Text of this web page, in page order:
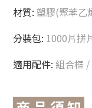
材質: 塑膠(聚苯乙
分裝包: 1000片拼
適用配件: 組合框 /